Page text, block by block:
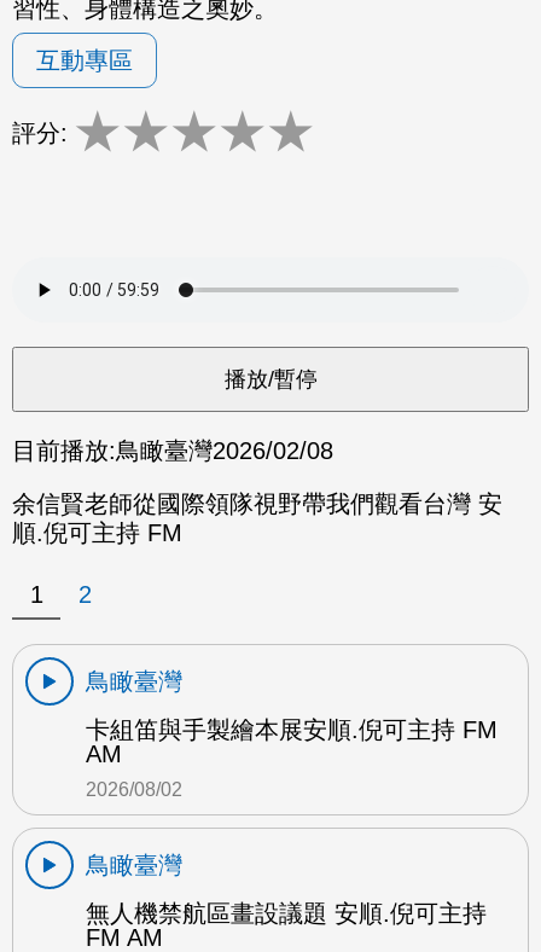
習性、身體構造之奧妙。
互動專區
評分: ★★★★★
目前播放:鳥瞰臺灣2026/02/08
余信賢老師從國際領隊視野帶我們觀看台灣 安
順.倪可主持 FM
1 2
鳥瞰臺灣
卡組笛與手製繪本展安順.倪可主持 FM
AM
2026/08/02
鳥瞰臺灣
無人機禁航區畫設議題 安順.倪可主持
FM AM